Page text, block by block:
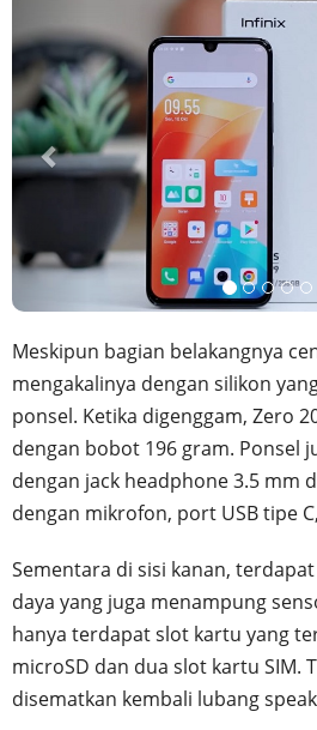
Meskipun bagian belakangnya
mengakalinya dengan silikon
ponsel. Ketika digenggam, Zero
dengan bobot 196 gram. Ponsel
dengan jack headphone 3.5 mm
dengan mikrofon, port USB tipe
Sementara di sisi kanan,
daya yang juga menampung
hanya terdapat slot kartu yang
microSD dan dua slot kartu SIM.
disematkan kembali lubang